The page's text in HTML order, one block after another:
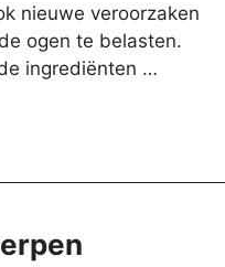
nieuwe veroorzaken
ogen te belasten.
ingrediënten …